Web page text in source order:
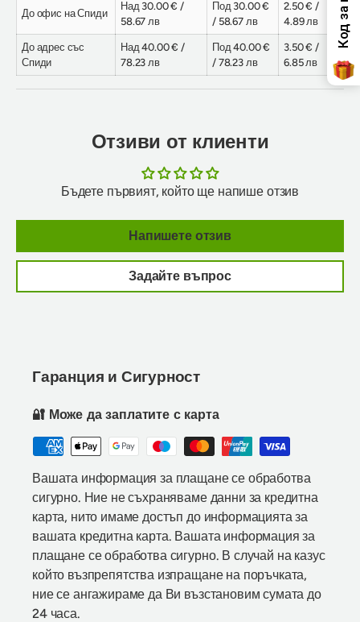
До офис на Спиди
Над 30.00 € /
58.67 лв
Под 30.00 €
/ 58.67 лв
2.50 € /
4.89 лв
До адрес със
Спиди
Над 40.00 € /
78.23 лв
Под 40.00 €
/ 78.23 лв
3.50 € /
6.85 лв
Отзиви от клиенти
Бъдете първият, който ще напише отзив
Напишете отзив
Задайте въпрос
Гаранция и Сигурност
🔐 Може да заплатите с карта
Вашата информация за плащане се обработва
сигурно. Ние не съхраняваме данни за кредитна
карта, нито имаме достъп до информацията за
вашата кредитна карта. Вашата информация за
плащане се обработва сигурно. В случай на казус
който възпрепятства изпращане на поръчката,
ние се ангажираме да Ви възстановим сумата до
24 часа.